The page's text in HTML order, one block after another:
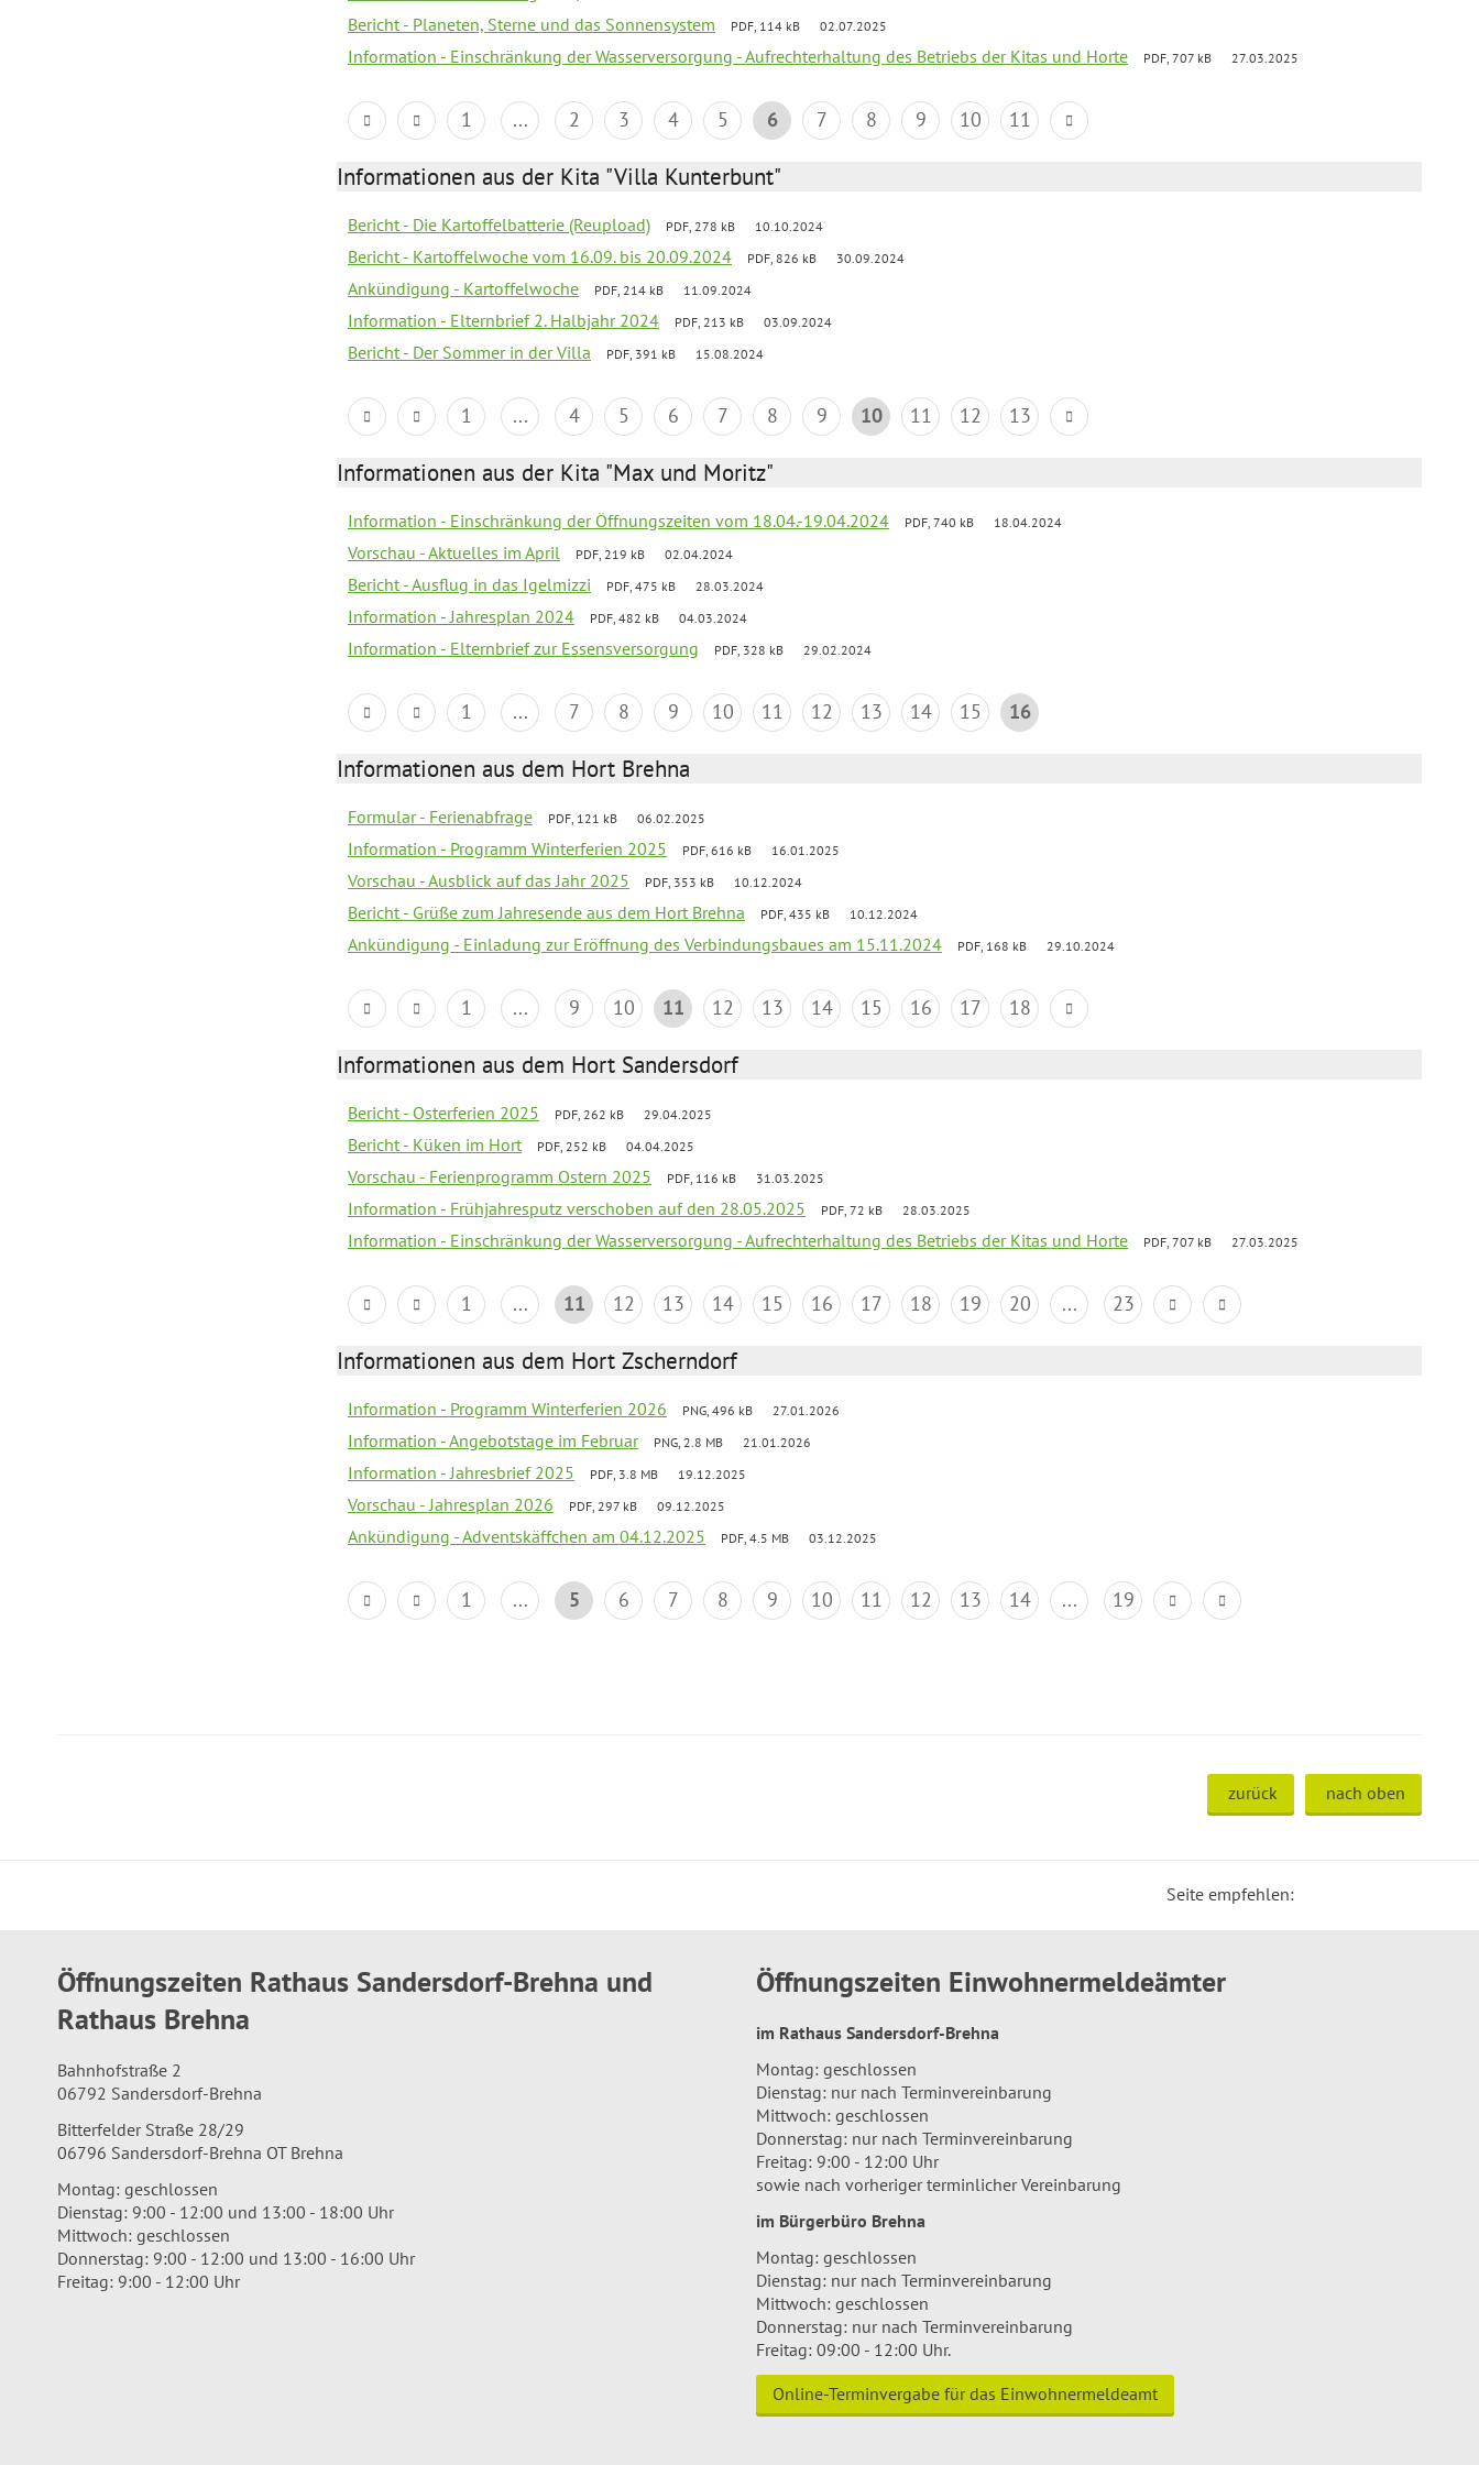
Bericht - Planeten, Sterne und das Sonnensystem PDF, 114 kB 02.07.2025
Information - Einschränkung der Wasserversorgung - Aufrechterhaltung des Betriebs der Kitas und Horte PDF, 707 kB 27.03.2025
1 ... 2 3 4 5 6 7 8 9 10 11
Informationen aus der Kita "Villa Kunterbunt"
Bericht - Die Kartoffelbatterie (Reupload) PDF, 278 kB 10.10.2024
Bericht - Kartoffelwoche vom 16.09. bis 20.09.2024 PDF, 826 kB 30.09.2024
Ankündigung - Kartoffelwoche PDF, 214 kB 11.09.2024
Information - Elternbrief 2. Halbjahr 2024 PDF, 213 kB 03.09.2024
Bericht - Der Sommer in der Villa PDF, 391 kB 15.08.2024
1 ... 4 5 6 7 8 9 10 11 12 13
Informationen aus der Kita "Max und Moritz"
Information - Einschränkung der Öffnungszeiten vom 18.04.-19.04.2024 PDF, 740 kB 18.04.2024
Vorschau - Aktuelles im April PDF, 219 kB 02.04.2024
Bericht - Ausflug in das Igelmizzi PDF, 475 kB 28.03.2024
Information - Jahresplan 2024 PDF, 482 kB 04.03.2024
Information - Elternbrief zur Essensversorgung PDF, 328 kB 29.02.2024
1 ... 7 8 9 10 11 12 13 14 15 16
Informationen aus dem Hort Brehna
Formular - Ferienabfrage PDF, 121 kB 06.02.2025
Information - Programm Winterferien 2025 PDF, 616 kB 16.01.2025
Vorschau - Ausblick auf das Jahr 2025 PDF, 353 kB 10.12.2024
Bericht - Grüße zum Jahresende aus dem Hort Brehna PDF, 435 kB 10.12.2024
Ankündigung - Einladung zur Eröffnung des Verbindungsbaues am 15.11.2024 PDF, 168 kB 29.10.2024
1 ... 9 10 11 12 13 14 15 16 17 18
Informationen aus dem Hort Sandersdorf
Bericht - Osterferien 2025 PDF, 262 kB 29.04.2025
Bericht - Küken im Hort PDF, 252 kB 04.04.2025
Vorschau - Ferienprogramm Ostern 2025 PDF, 116 kB 31.03.2025
Information - Frühjahresputz verschoben auf den 28.05.2025 PDF, 72 kB 28.03.2025
Information - Einschränkung der Wasserversorgung - Aufrechterhaltung des Betriebs der Kitas und Horte PDF, 707 kB 27.03.2025
1 ... 11 12 13 14 15 16 17 18 19 20 ... 23
Informationen aus dem Hort Zscherndorf
Information - Programm Winterferien 2026 PNG, 496 kB 27.01.2026
Information - Angebotstage im Februar PNG, 2.8 MB 21.01.2026
Information - Jahresbrief 2025 PDF, 3.8 MB 19.12.2025
Vorschau - Jahresplan 2026 PDF, 297 kB 09.12.2025
Ankündigung - Adventskäffchen am 04.12.2025 PDF, 4.5 MB 03.12.2025
1 ... 5 6 7 8 9 10 11 12 13 14 ... 19
zurück nach oben
Seite empfehlen:
Öffnungszeiten Rathaus Sandersdorf-Brehna und
Rathaus Brehna
Bahnhofstraße 2
06792 Sandersdorf-Brehna
Bitterfelder Straße 28/29
06796 Sandersdorf-Brehna OT Brehna
Montag: geschlossen
Dienstag: 9:00 - 12:00 und 13:00 - 18:00 Uhr
Mittwoch: geschlossen
Donnerstag: 9:00 - 12:00 und 13:00 - 16:00 Uhr
Freitag: 9:00 - 12:00 Uhr
Öffnungszeiten Einwohnermeldeämter
im Rathaus Sandersdorf-Brehna
Montag: geschlossen
Dienstag: nur nach Terminvereinbarung
Mittwoch: geschlossen
Donnerstag: nur nach Terminvereinbarung
Freitag: 9:00 - 12:00 Uhr
sowie nach vorheriger terminlicher Vereinbarung
im Bürgerbüro Brehna
Montag: geschlossen
Dienstag: nur nach Terminvereinbarung
Mittwoch: geschlossen
Donnerstag: nur nach Terminvereinbarung
Freitag: 09:00 - 12:00 Uhr.
Online-Terminvergabe für das Einwohnermeldeamt